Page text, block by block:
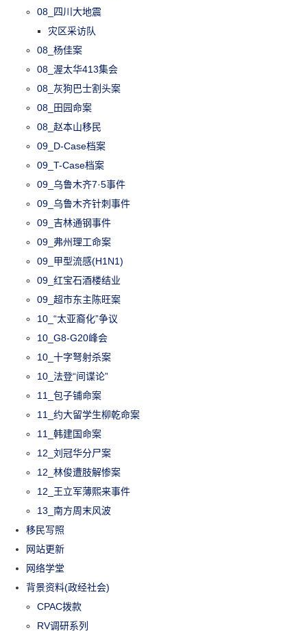
08_四川大地震
灾区采访队
08_杨佳案
08_渥太华413集会
08_灰狗巴士割头案
08_田园命案
08_赵本山移民
09_D-Case档案
09_T-Case档案
09_乌鲁木齐7·5事件
09_乌鲁木齐针刺事件
09_吉林通钢事件
09_弗州理工命案
09_甲型流感(H1N1)
09_红宝石酒楼结业
09_超市东主陈旺案
10_“太亚裔化”争议
10_G8-G20峰会
10_十字弩射杀案
10_法登“间谍论”
11_包子铺命案
11_约大留学生柳乾命案
11_韩建国命案
12_刘冠华分尸案
12_林俊遭肢解惨案
12_王立军薄熙来事件
13_南方周末风波
移民写照
网站更新
网络学堂
背景资料(政经社会)
CPAC拨款
RV调研系列